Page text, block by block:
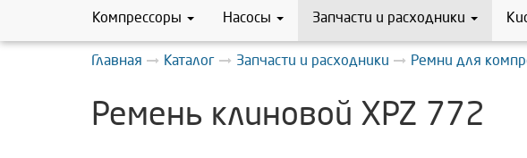
Компрессоры Насосы Запчасти и расходники
Главная Каталог Запчасти и расходники Ремни для
Ремень клиновой XPZ 772